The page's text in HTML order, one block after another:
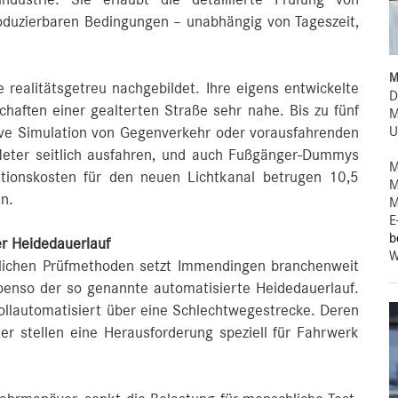
Bedingungen – unabhängig von Tageszeit,
nachgebildet. Ihre eigens entwickelte
einer gealterten Straße sehr nahe. Bis zu fünf
Simulation von Gegenverkehr oder vorausfahrenden
seitlich ausfahren, und auch Fußgänger-Dummys
für den neuen Lichtkanal betrugen 10,5
Heidedauerlauf
Prüfmethoden setzt Immendingen branchenweit
der so genannte automatisierte Heidedauerlauf.
über eine Schlechtwegestrecke. Deren
stellen eine Herausforderung speziell für Fahrwerk